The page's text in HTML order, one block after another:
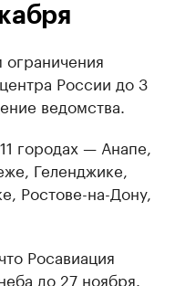
России до 3
ведомства.
городах — Анапе,
Геленджике,
Ростове-на-Дону,
Росавиация
до 27 ноября.